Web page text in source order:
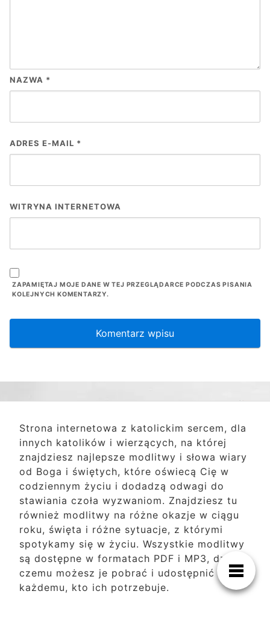
NAZWA *
ADRES E-MAIL *
WITRYNA INTERNETOWA
ZAPAMIĘTAJ MOJE DANE W TEJ PRZEGLĄDARCE PODCZAS PISANIA
KOLEJNYCH KOMENTARZY.
Strona internetowa z katolickim sercem, dla
innych katolików i wierzących, na której
znajdziesz najlepsze modlitwy i słowa wiary
od Boga i świętych, które oświecą Cię w
codziennym życiu i dodadzą odwagi do
stawiania czoła wyzwaniom. Znajdziesz tu
również modlitwy na różne okazje w ciągu
roku, święta i różne sytuacje, z którymi
spotykamy się w życiu. Wszystkie modlitwy
są dostępne w formatach PDF i MP3, dzięki
czemu możesz je pobrać i udostępnić
każdemu, kto ich potrzebuje.